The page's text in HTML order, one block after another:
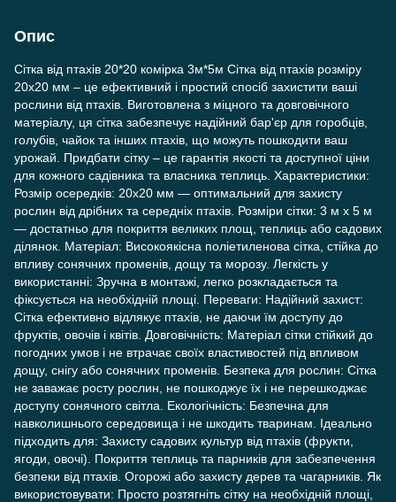
Опис
Сітка від птахів 20*20 комірка 3м*5м Сітка від птахів розміру
20x20 мм – це ефективний і простий спосіб захистити ваші
рослини від птахів. Виготовлена з міцного та довговічного
матеріалу, ця сітка забезпечує надійний бар'єр для горобців,
голубів, чайок та інших птахів, що можуть пошкодити ваш
урожай. Придбати сітку – це гарантія якості та доступної ціни
для кожного садівника та власника теплиць. Характеристики:
Розмір осередків: 20x20 мм — оптимальний для захисту
рослин від дрібних та середніх птахів. Розміри сітки: 3 м x 5 м
— достатньо для покриття великих площ, теплиць або садових
ділянок. Матеріал: Високоякісна поліетиленова сітка, стійка до
впливу сонячних променів, дощу та морозу. Легкість у
використанні: Зручна в монтажі, легко розкладається та
фіксується на необхідній площі. Переваги: Надійний захист:
Сітка ефективно відлякує птахів, не даючи їм доступу до
фруктів, овочів і квітів. Довговічність: Матеріал сітки стійкий до
погодних умов і не втрачає своїх властивостей під впливом
дощу, снігу або сонячних променів. Безпека для рослин: Сітка
не заважає росту рослин, не пошкоджує їх і не перешкоджає
доступу сонячного світла. Екологічність: Безпечна для
навколишнього середовища і не шкодить тваринам. Ідеально
підходить для: Захисту садових культур від птахів (фрукти,
ягоди, овочі). Покриття теплиць та парників для забезпечення
безпеки від птахів. Огорожі або захисту дерев та чагарників. Як
використовувати: Просто розтягніть сітку на необхідній площі,